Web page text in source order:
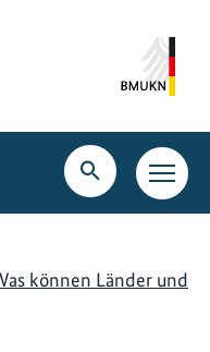
Suche
öffnen
können Länder und